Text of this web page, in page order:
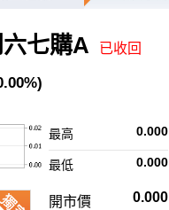
七購A 已收回
0.000
最高
0.000
最低
開市價 0.000